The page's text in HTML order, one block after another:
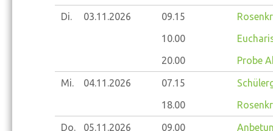
Di. 03.11.2026 09.15
10.00
20.00
Probe
Mi. 04.11.2026 07.15
18.00
Do. 05.11.2026 09.00